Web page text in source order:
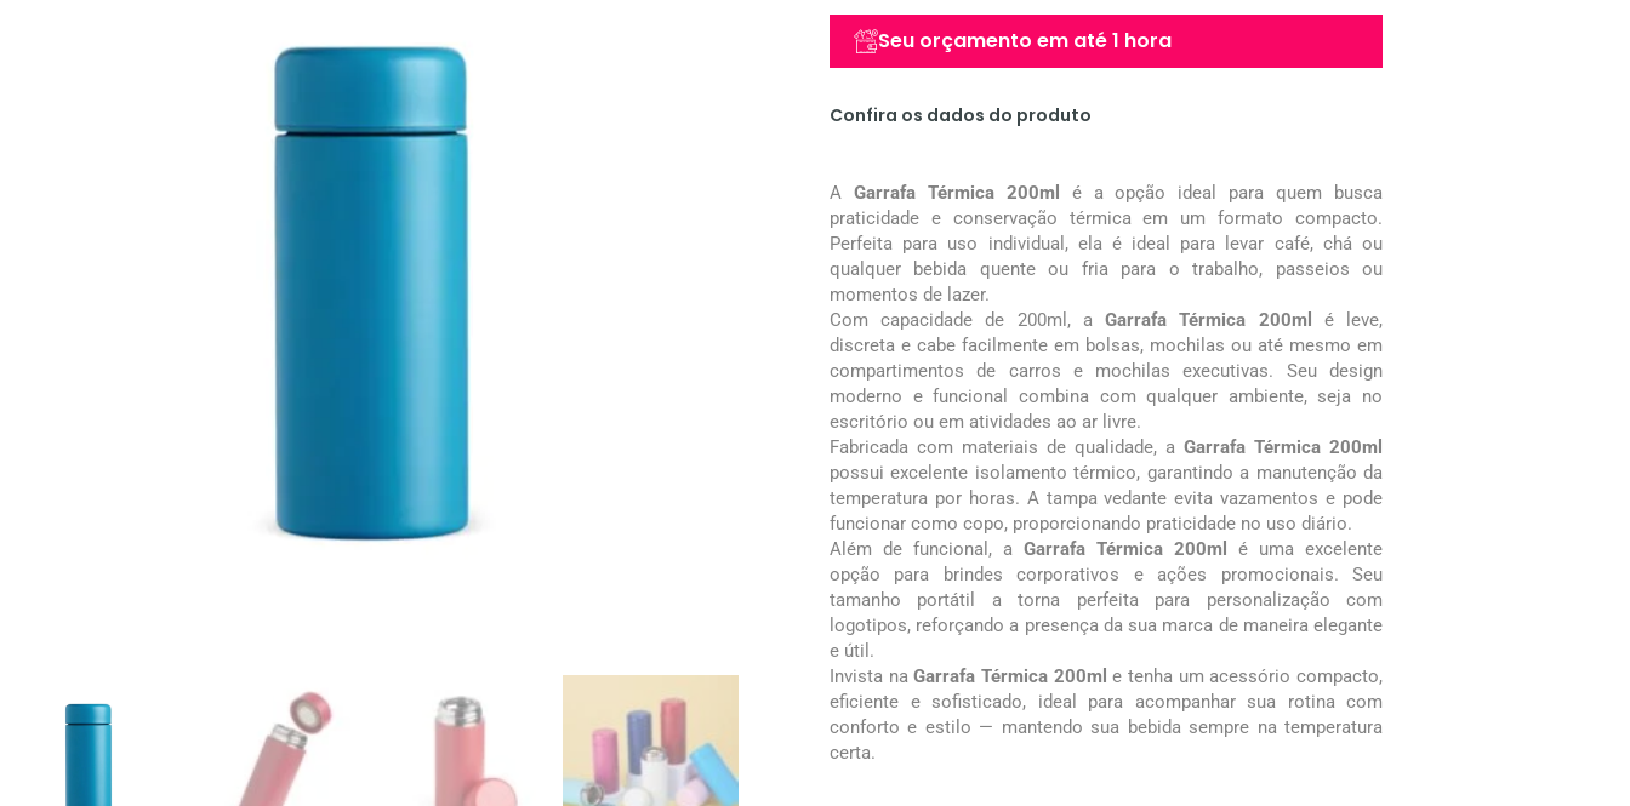
Seu orçamento em até 1 hora
Confira os dados do produto
A Garrafa Térmica 200ml
é a opção ideal para quem busca
praticidade e conservação térmica em um formato compacto.
Perfeita para uso individual, ela é ideal para levar café, chá ou
qualquer bebida quente ou fria para o trabalho, passeios ou
momentos de lazer.
Com capacidade de 200ml, aGarrafa Térmica 200ml
é leve,
discreta e cabe facilmente em bolsas, mochilas ou até mesmo em
compartimentos de carros e mochilas executivas. Seu design
moderno e funcional combina com qualquer ambiente, seja no
escritório ou em atividades ao ar livre.
Fabricada com materiais de qualidade, a Garrafa Térmica 200ml
possui excelente isolamento térmico, garantindo a manutenção da
temperatura por horas. A tampa vedante evita vazamentos e pode
funcionar como copo, proporcionando praticidade no uso diário.
Além de funcional, a Garrafa Térmica 200ml
é uma excelente
opção para brindes corporativos e ações promocionais. Seu
tamanho portátil a torna perfeita para personalização com
logotipos, reforçando a presença da sua marca de maneira elegante
e útil.
Invista naGarrafa Térmica 200ml e tenha um acessório compacto,
eficiente e sofisticado, ideal para acompanhar sua rotina com
conforto e estilo — mantendo sua bebida sempre na temperatura
certa.